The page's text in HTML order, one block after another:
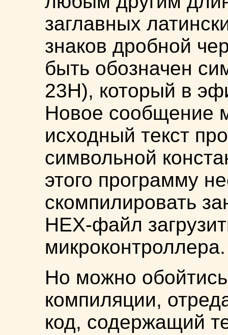
заглавных
знаков дробной
быть обозначен
23Н), который в
Новое сообщение
исходный текст
символьной
этого программу
скомпилировать
НЕХ-файл
микроконтроллера.
Но можно
компиляции,
код, содержащий